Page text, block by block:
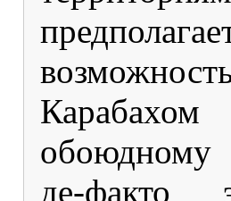
обоюдному
де-факто